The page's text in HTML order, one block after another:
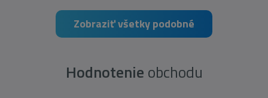
Zobraziť všetky podobné
Hodnotenie obchodu